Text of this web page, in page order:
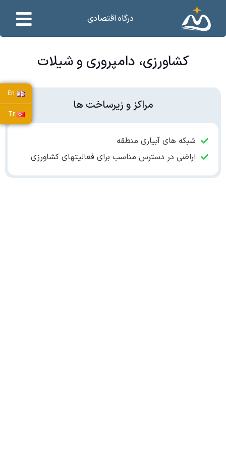
درگاه اقتصادی
En
Tr
کشاورزی، دامپروری و شیلات
مراکز و زیرساخت ها
شبکه های آبیاری منطقه
اراضی در دسترس مناسب برای فعالیتهای کشاورزی